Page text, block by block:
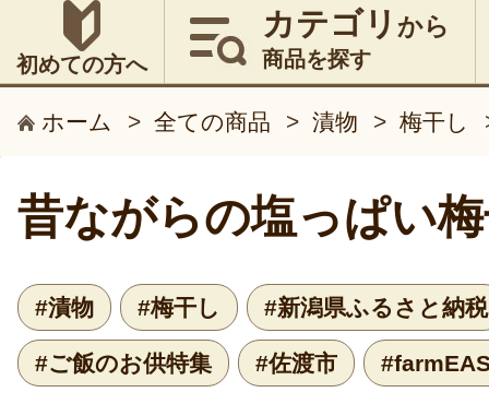
初めての方へ
カテゴリ から
商品を探す
ホーム > 全ての商品 > 漬物 > 梅干し
昔ながらの塩っぱい
#漬物 #梅干し #新潟県ふるさと納税
#ご飯のお供特集 #佐渡市